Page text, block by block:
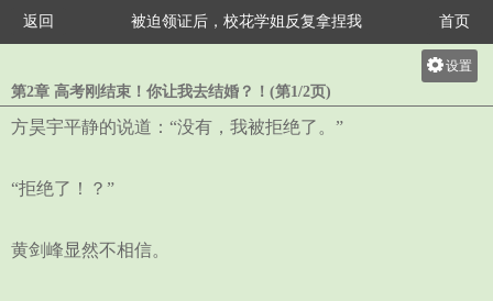
返回 被迫领证后，校花学姐反复拿捏我 首页
设置
第2章 高考刚结束！你让我去结婚？！(第1/2页)
方昊宇平静的说道：“没有，我被拒绝了。”
“拒绝了！？”
黄剑峰显然不相信。